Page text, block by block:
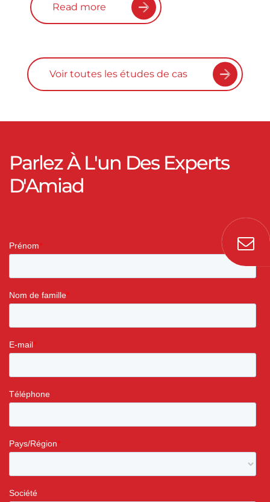
Read more
Voir toutes les études de cas
Parlez À L'un Des Experts
D'Amiad